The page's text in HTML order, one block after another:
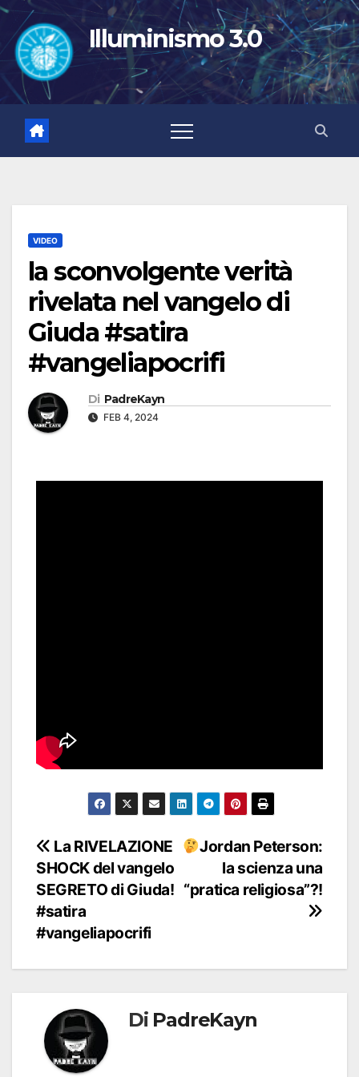
Salta
contenuto
Illuminismo 3.0
VIDEO
la sconvolgente verità
rivelata nel vangelo di
Giuda #satira
#vangeliapocrifi
Di PadreKayn
FEB 4, 2024
Navigazione
articoli
Jordan Peterson:
la scienza una
“pratica religiosa”?!
La RIVELAZIONE
SHOCK del vangelo
SEGRETO di Giuda!
#satira
#vangeliapocrifi
Di PadreKayn